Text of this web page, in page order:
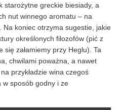
starożytne greckie biesiady, a
nut winnego aromatu – na
Na koniec otrzyma sugestie, jakie
określonych filozofów (pić z
załamiemy przy Heglu). Ta
chwilami poważna, a nawet
przykładzie wina czegoś
w sposób godny i ze